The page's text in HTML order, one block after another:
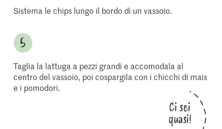
Sistema le chips lungo il bordo di un vassoio.
Taglia la lattuga a pezzi grandi e accomodala al
centro del vassoio, poi cospargila con i chicchi di mais
e i pomodori.
Ci sei
quasi!